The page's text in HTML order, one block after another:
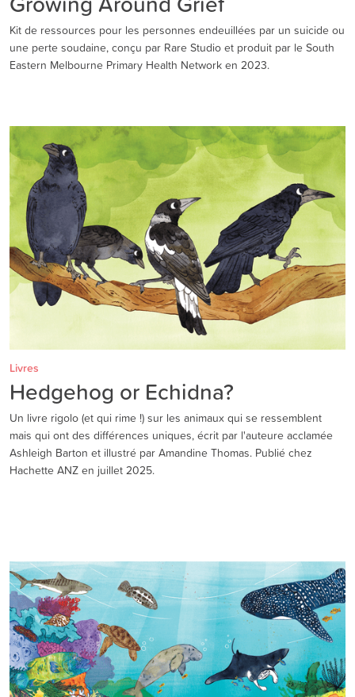
Kit de ressources pour les personnes endeuillées par un suicide ou
une perte soudaine, conçu par Rare Studio et produit par le South
Eastern Melbourne Primary Health Network en 2023.
Livres
Hedgehog or Echidna?
Un livre rigolo (et qui rime !) sur les animaux qui se ressemblent
mais qui ont des différences uniques, écrit par l'auteure acclamée
Ashleigh Barton et illustré par Amandine Thomas. Publié chez
Hachette ANZ en juillet 2025.